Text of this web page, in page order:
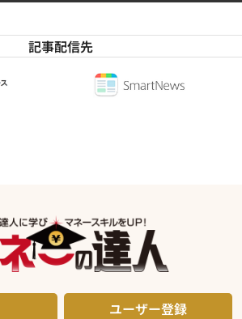
記事配信先
ユーザー登録